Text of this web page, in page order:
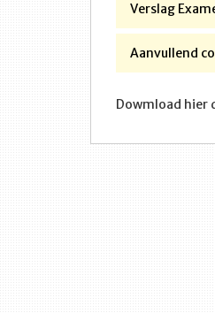
Verslag
Aanvullend
Dowmload hier